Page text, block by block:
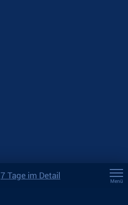
7 Tage im Detail
Menü